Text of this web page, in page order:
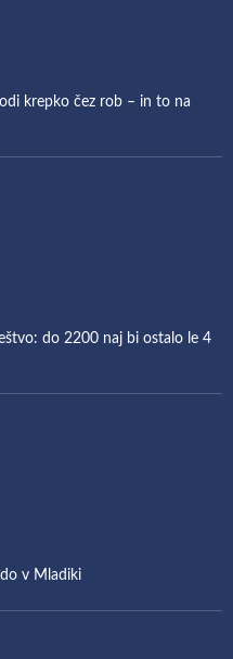
krepko čez rob – in to na
do 2200 naj bi ostalo le 4
v Mladiki